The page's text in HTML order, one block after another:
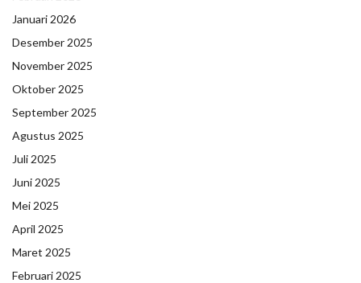
Januari 2026
Desember 2025
November 2025
Oktober 2025
September 2025
Agustus 2025
Juli 2025
Juni 2025
Mei 2025
April 2025
Maret 2025
Februari 2025